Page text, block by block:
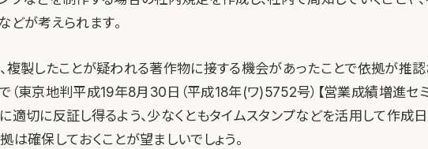
どが考えられます。
複製したことが疑われる著作物に接する機会があったことで依拠が推
（東京地判平成19年8月30日（平成18年(ワ)5752号）【営業成績増進セミ
適切に反証し得るよう、少なくともタイムスタンプなどを活用して作成
は確保しておくことが望ましいでしょう。